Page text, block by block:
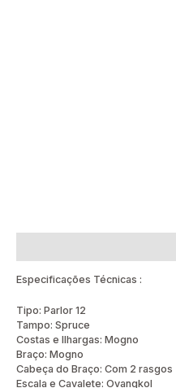
Especificações Técnicas :
Tipo: Parlor 12
Tampo: Spruce
Costas e Ilhargas: Mogno
Braço: Mogno
Cabeça do Braço: Com 2
Escala e Cavalete: Ovangkol